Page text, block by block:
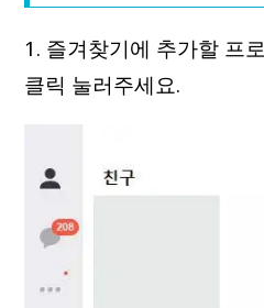
1. 즐겨찾기에 추가할 프
클릭 눌러주세요.